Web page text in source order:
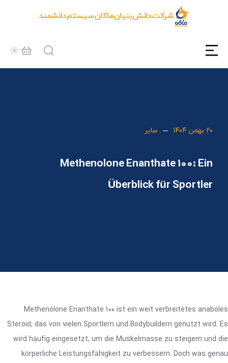
۲۰ بهمن ۱۴۰۴ سایر
Methenolone Enanthate 100: Ein
Überblick für Sportler
Methenolone Enanthate 100 ist ein weit verbreitetes anaboles
Steroid, das von vielen Sportlern und Bodybuildern genutzt wird. Es
wird häufig eingesetzt, um die Muskelmasse zu steigern und die
körperliche Leistungsfähigkeit zu verbessern. Doch was genau